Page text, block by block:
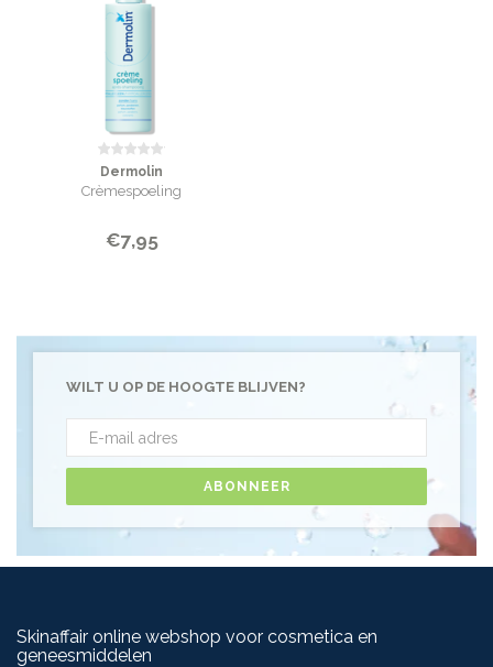
Dermolin
Crèmespoeling
€7,95
WILT U OP DE HOOGTE BLIJVEN?
ABONNEER
Skinaffair online webshop voor cosmetica en
geneesmiddelen